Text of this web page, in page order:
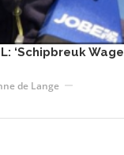
‘Schipbreuk
de Lange